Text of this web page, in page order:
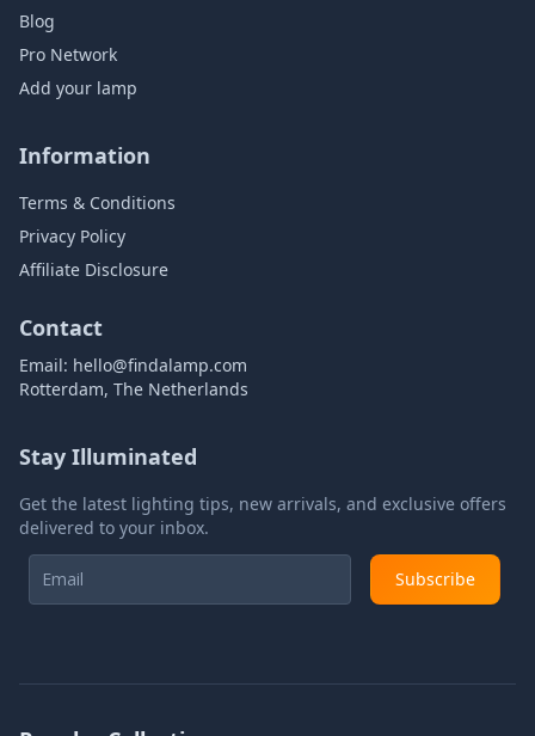
Blog
Pro Network
Add your lamp
Information
Terms & Conditions
Privacy Policy
Affiliate Disclosure
Contact
Email: hello@findalamp.com
Rotterdam, The Netherlands
Stay Illuminated
Get the latest lighting tips, new arrivals, and exclusive offers
delivered to your inbox.
Subscribe